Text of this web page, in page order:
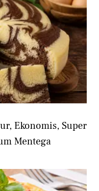
Ekonomis, Super
Mentega